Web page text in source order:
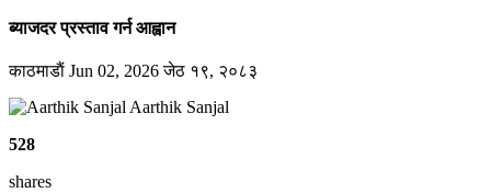
ब्याजदर प्रस्ताव गर्न आह्वान
काठमाडाैं Jun 02, 2026जेठ १९, २०८३
Aarthik Sanjal
528
shares